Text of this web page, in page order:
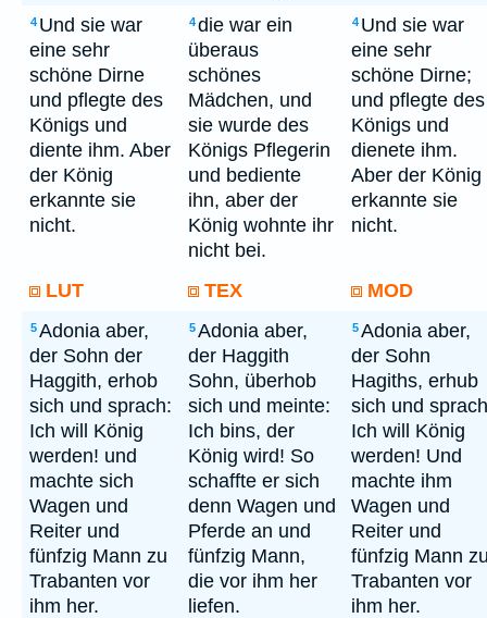
4 Und sie war
eine sehr
schöne Dirne
und pflegte des
Königs und
diente ihm. Aber
der König
erkannte sie
nicht.
4die war ein
überaus
schönes
Mädchen, und
sie wurde des
Königs Pflegerin
und bediente
ihn, aber der
König wohnte ihr
nicht bei.
4 Und sie war
eine sehr
schöne Dirne;
und pflegte des
Königs und
dienete ihm.
Aber der König
erkannte sie
nicht.
LUT TEX MOD
5Adonia aber,
der Sohn der
Haggith, erhob
sich und sprach:
Ich will König
werden! und
machte sich
Wagen und
Reiter und
fünfzig Mann zu
Trabanten vor
ihm her.
5Adonia aber,
der Haggith
Sohn, überhob
sich und meinte:
Ich bins, der
König wird! So
schaffte er sich
denn Wagen und
Pferde an und
fünfzig Mann,
die vor ihm her
liefen.
5Adonia aber,
der Sohn
Hagiths, erhub
sich und
Ich will König
werden! Und
machte ihm
Wagen und
Reiter und
fünfzig Mann
Trabanten vor
ihm her.